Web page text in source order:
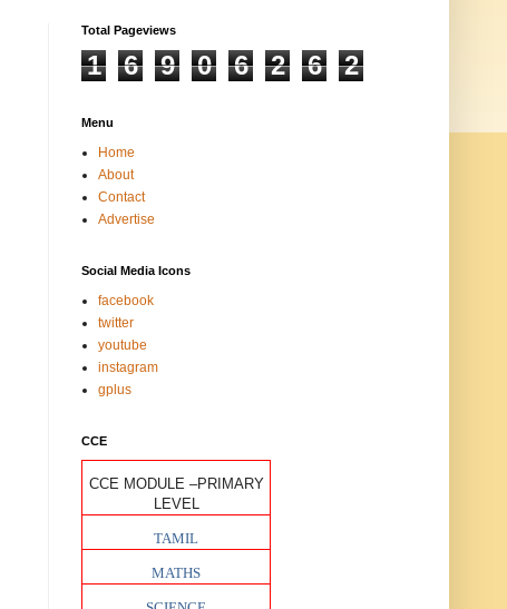
Total Pageviews
1 6 9 0 6 2 6 2
Menu
Home
About
Contact
Advertise
Social Media Icons
facebook
twitter
youtube
instagram
gplus
CCE
CCE MODULE –PRIMARY
LEVEL
TAMIL
MATHS